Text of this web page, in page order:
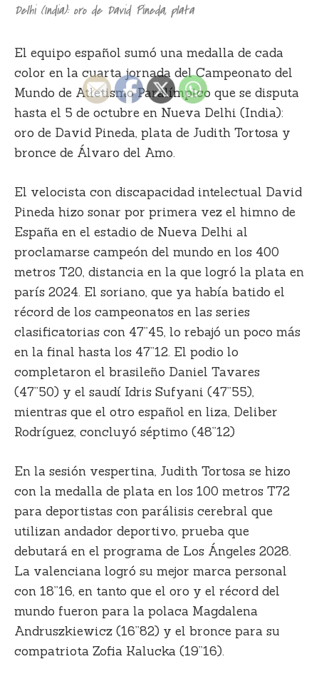
Delhi (India): oro de David Pineda, plata
El equipo español sumó una medalla de cada
color en la cuarta jornada delCampeonato del
Mundo de Atletismo Paralímpico que se disputa
hasta el 5 de octubre en Nueva Delhi (India):
oro de David Pineda, plata de Judith Tortosa y
bronce de Álvaro del Amo.
El velocista con discapacidad intelectual David
Pineda hizo sonar por primera vez el himno de
España en el estadio de Nueva Delhi al
proclamarse campeón del mundo en los 400
metros T20, distancia en la que logró la plata en
parís 2024. El soriano, que ya había batido el
récord de los campeonatos en las series
clasificatorias con 47”45, lo rebajó un poco más
en la final hasta los 47”12. El podio lo
completaron el brasileño Daniel Tavares
(47”50) y el saudí Idris Sufyani (47”55),
mientras que el otro español en liza, Deliber
Rodríguez, concluyó séptimo (48”12)
En la sesión vespertina, Judith Tortosa se hizo
con la medalla de plata en los 100 metros T72
para deportistas con parálisis cerebral que
utilizan andador deportivo, prueba que
debutará en el programa de Los Ángeles 2028.
La valenciana logró su mejor marca personal
con 18”16, en tanto que el oro y el récord del
mundo fueron para la polaca Magdalena
Andruszkiewicz (16”82) y el bronce para su
compatriota Zofia Kalucka (19”16).